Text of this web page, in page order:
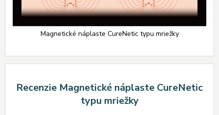
Magnetické náplaste CureNetic typu mriežky
Recenzie Magnetické náplaste CureNetic
typu mriežky